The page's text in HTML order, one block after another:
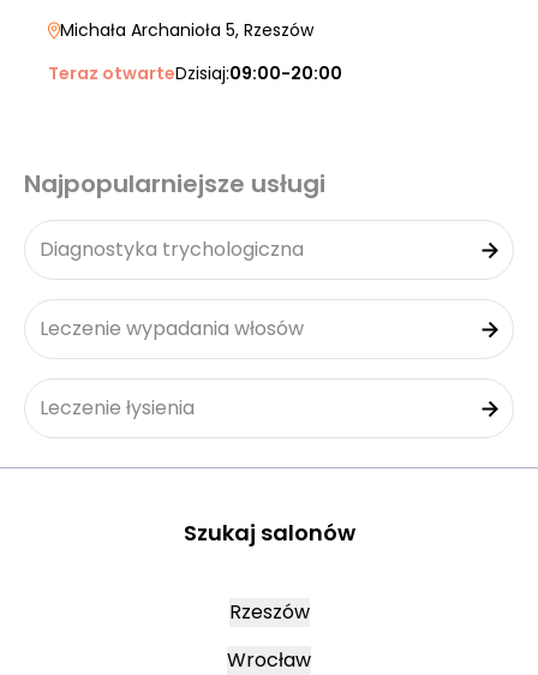
Michała Archanioła 5, Rzeszów
Teraz otwarteDzisiaj:09:00-20:00
Najpopularniejsze usługi
Diagnostyka trychologiczna
Leczenie wypadania włosów
Leczenie łysienia
Szukaj salonów
Rzeszów
Wrocław